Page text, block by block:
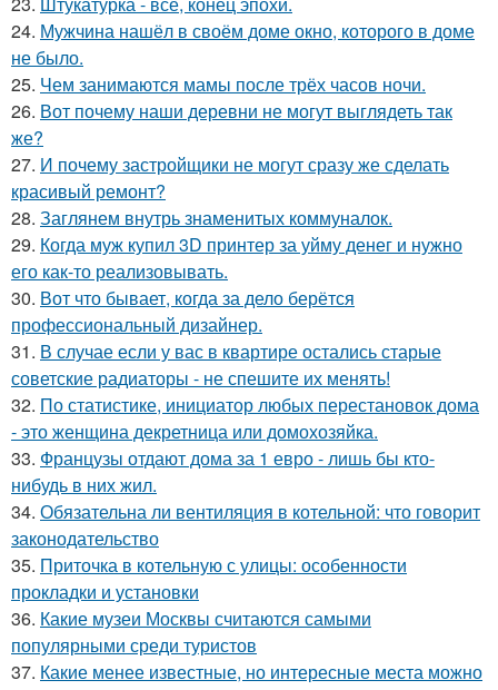
24. Мужчина нашёл в своём доме окно, которого в доме
не было.
25. Чем занимаются мамы после трёх часов ночи.
26. Вот почему наши деревни не могут выглядеть так
же?
27. И почему застройщики не могут сразу же сделать
красивый ремонт?
28. Заглянем внутрь знаменитых коммуналок.
29. Когда муж купил 3D принтер за уйму денег и нужно
его как-то реализовывать.
30. Вот что бывает, когда за дело берётся
профессиональный дизайнер.
31. В случае если у вас в квартире остались старые
советские радиаторы - не спешите их менять!
32. По статистике, инициатор любых перестановок дома
- это женщина декретница или домохозяйка.
33. Французы отдают дома за 1 евро - лишь бы кто-
нибудь в них жил.
34. Обязательна ли вентиляция в котельной: что говорит
законодательство
35. Приточка в котельную с улицы: особенности
прокладки и установки
36. Какие музеи Москвы считаются самыми
популярными среди туристов
37. Какие менее известные, но интересные места можно